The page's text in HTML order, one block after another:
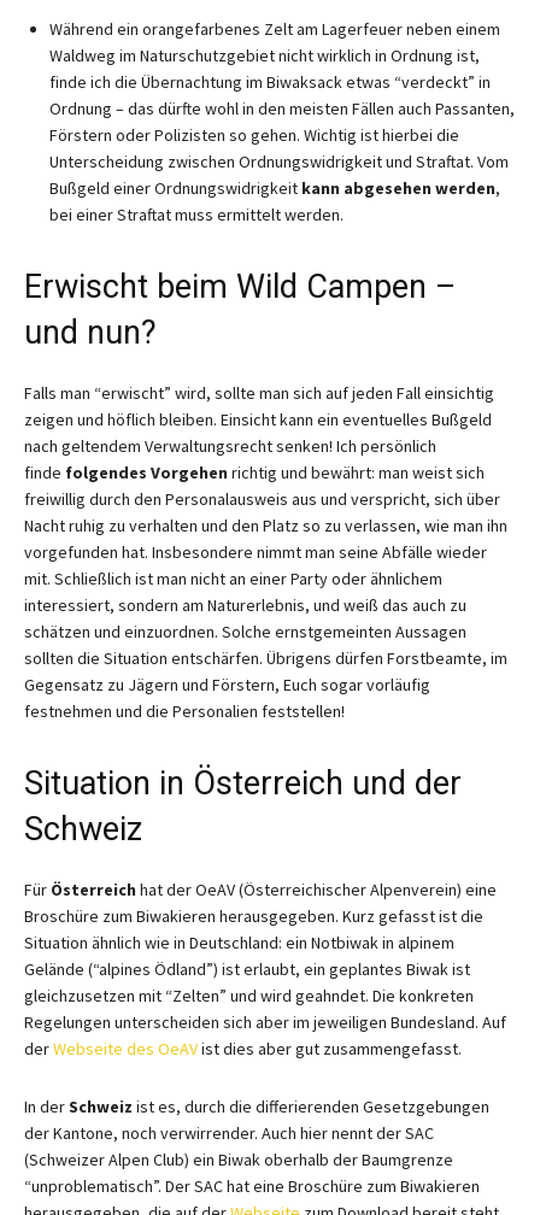
Während ein orangefarbenes Zelt am Lagerfeuer neben einem
Waldweg im Naturschutzgebiet nicht wirklich in Ordnung ist,
finde ich die Übernachtung im Biwaksack etwas “verdeckt” in
Ordnung – das dürfte wohl in den meisten Fällen auch Passanten,
Förstern oder Polizisten so gehen. Wichtig ist hierbei die
Unterscheidung zwischen Ordnungswidrigkeit und Straftat. Vom
Bußgeld einer Ordnungswidrigkeit kann abgesehen werden,
bei einer Straftat muss ermittelt werden.
Erwischt beim Wild Campen –
und nun?
Falls man “erwischt” wird, sollte man sich auf jeden Fall einsichtig
zeigen und höflich bleiben. Einsicht kann ein eventuelles Bußgeld
nach geltendem Verwaltungsrecht senken! Ich persönlich
finde folgendes Vorgehen richtig und bewährt: man weist sich
freiwillig durch den Personalausweis aus und verspricht, sich über
Nacht ruhig zu verhalten und den Platz so zu verlassen, wie man ihn
vorgefunden hat. Insbesondere nimmt man seine Abfälle wieder
mit. Schließlich ist man nicht an einer Party oder ähnlichem
interessiert, sondern am Naturerlebnis, und weiß das auch zu
schätzen und einzuordnen. Solche ernstgemeinten Aussagen
sollten die Situation entschärfen. Übrigens dürfen Forstbeamte, im
Gegensatz zu Jägern und Förstern, Euch sogar vorläufig
festnehmen und die Personalien feststellen!
Situation in Österreich und der
Schweiz
Für Österreich hat der OeAV (Österreichischer Alpenverein) eine
Broschüre zum Biwakieren herausgegeben. Kurz gefasst ist die
Situation ähnlich wie in Deutschland: ein Notbiwak in alpinem
Gelände (“alpines Ödland”) ist erlaubt, ein geplantes Biwak ist
gleichzusetzen mit “Zelten” und wird geahndet. Die konkreten
Regelungen unterscheiden sich aber im jeweiligen Bundesland. Auf
derWebseite des OeAVist dies aber gut zusammengefasst.
In derSchweiz ist es, durch die differierenden Gesetzgebungen
der Kantone, noch verwirrender. Auch hier nennt der SAC
(Schweizer Alpen Club) ein Biwak oberhalb der Baumgrenze
“unproblematisch”. Der SAC hat eine Broschüre zum Biwakieren